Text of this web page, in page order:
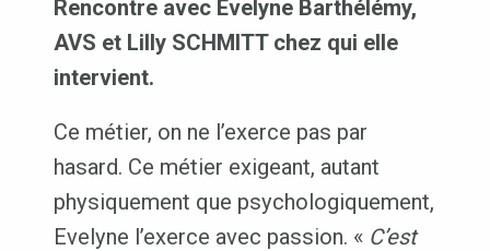
Rencontre avec Evelyne Barthélémy,
AVS et Lilly SCHMITT chez qui elle
intervient.
Ce métier, on ne l’exerce pas par
hasard. Ce métier exigeant, autant
physiquement que psychologiquement,
Evelyne l’exerce avec passion. « C’est